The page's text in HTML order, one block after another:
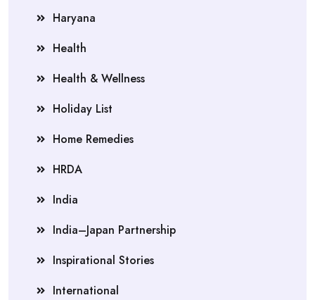
Haryana
Health
Health & Wellness
Holiday List
Home Remedies
HRDA
India
India–Japan Partnership
Inspirational Stories
International